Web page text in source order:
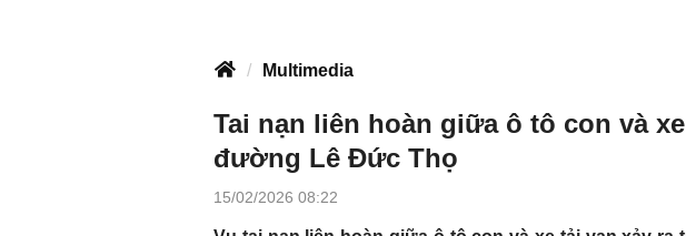
Multimedia
Tai nạn liên hoàn giữa ô tô con và
đường Lê Đức Thọ
15/02/2026 08:22